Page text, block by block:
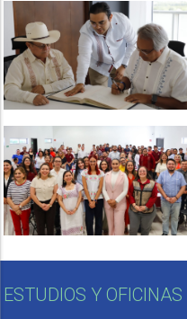
ESTUDIOS Y OFICINAS